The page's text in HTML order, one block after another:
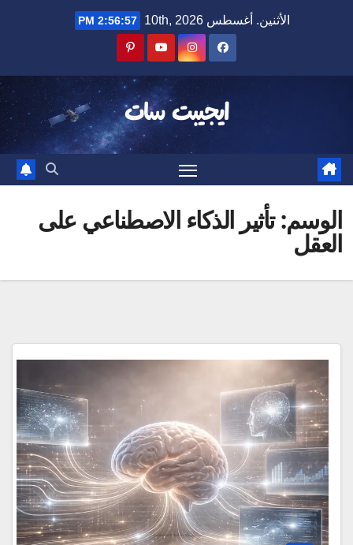
الأثنين. أغسطس 10th, 2026 2:56:57 PM
ايجيبت سات
الوسم:تأثير الذكاء الاصطناعي على
العقل